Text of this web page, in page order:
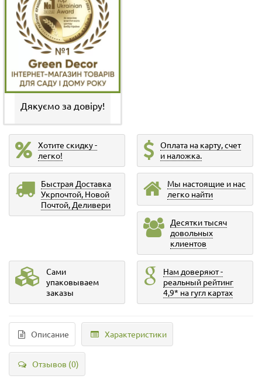
Дякуємо за довіру!
Хотите скидку -
легко!
Оплата на карту, счет
и наложка.
Быстрая Доставка
Укрпочтой, Новой
Почтой, Деливери
Мы настоящие и нас
легко найти
Десятки тысяч
довольных
клиентов
Сами
упаковываем
заказы
Нам доверяют -
реальный рейтинг
4,9* на гугл картах
Описание Характеристики
Отзывов (0)